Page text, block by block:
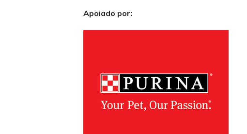
Apoiado por: